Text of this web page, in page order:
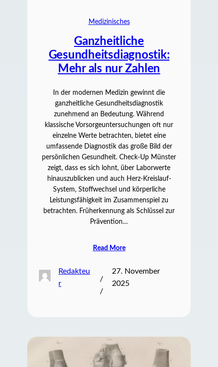
Medizinisches
Ganzheitliche
Gesundheitsdiagnostik:
Mehr als nur Zahlen
In der modernen Medizin gewinnt die
ganzheitliche Gesundheitsdiagnostik
zunehmend an Bedeutung. Während
klassische Vorsorgeuntersuchungen oft nur
einzelne Werte betrachten, bietet eine
umfassende Diagnostik das große Bild der
persönlichen Gesundheit. Check-Up Münster
zeigt, dass es sich lohnt, über Laborwerte
hinauszublicken und auch Herz-Kreislauf-
System, Stoffwechsel und körperliche
Leistungsfähigkeit im Zusammenspiel zu
betrachten. Früherkennung als Schlüssel zur
Prävention…
Read More
Redakteu
r
/
/
27. November
2025